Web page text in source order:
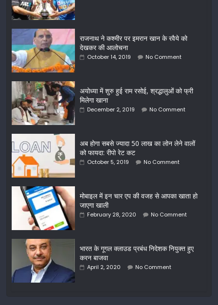
राजनाथ ने कश्मीर पर इमरान खान के रवैये को
देखकर की आलोचना
October 14, 2019 No Comment
अयोध्या में शुरु हुई राम रसोई, श्रद्धालुओं को फ्री
मिलेगा खाना
December 2, 2019 No Comment
अब होगा सबसे ज्यादा 50 लाख का लोन लेने वालों
को फायदा: रीपो रेट कट
October 5, 2019 No Comment
मोबाइल में इन चार एप की वजह से आपका खाता हो
जाएगा खाली
February 28, 2020 No Comment
भारत के गूगल क्लाउड प्रबंध निदेशक नियुक्त हुए
करन बाजवा
April 2, 2020 No Comment